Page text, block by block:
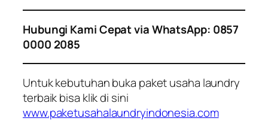
Hubungi Kami Cepat via WhatsApp: 0857
0000 2085
Untuk kebutuhan buka paket usaha laundry
terbaik bisa klik di sini
www.paketusahalaundryindonesia.com